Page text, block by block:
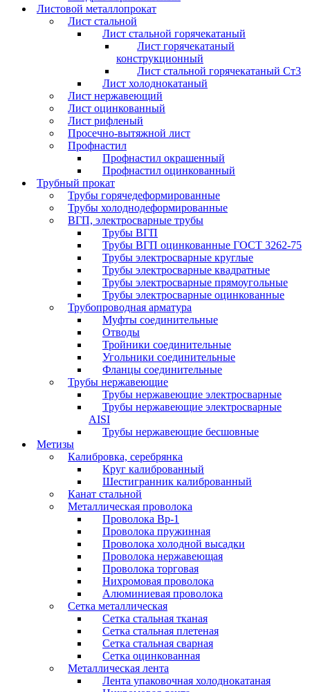
Листовой металлопрокат
Лист стальной
Лист стальной горячекатаный
Лист горячекатаный
конструкционный
Лист стальной горячекатаный Ст3
Лист холоднокатаный
Лист нержавеющий
Лист оцинкованный
Лист рифленый
Просечно-вытяжной лист
Профнастил
Профнастил окрашенный
Профнастил оцинкованный
Трубный прокат
Трубы горячедеформированные
Трубы холоднодеформированные
ВГП, электросварные трубы
Трубы ВГП
Трубы ВГП оцинкованные ГОСТ 3262-75
Трубы электросварные круглые
Трубы электросварные квадратные
Трубы электросварные прямоугольные
Трубы электросварные оцинкованные
Трубопроводная арматура
Муфты соединительные
Отводы
Тройники соединительные
Угольники соединительные
Фланцы соединительные
Трубы нержавеющие
Трубы нержавеющие электросварные
Трубы нержавеющие электросварные
AISI
Трубы нержавеющие бесшовные
Метизы
Калибровка, серебрянка
Круг калиброванный
Шестигранник калиброванный
Канат стальной
Металлическая проволока
Проволока Вр-1
Проволока пружинная
Проволока холодной высадки
Проволока нержавеющая
Проволока торговая
Нихромовая проволока
Алюминиевая проволока
Сетка металлическая
Сетка стальная тканая
Сетка стальная плетеная
Сетка стальная сварная
Сетка оцинкованная
Металлическая лента
Лента упаковочная холоднокатаная